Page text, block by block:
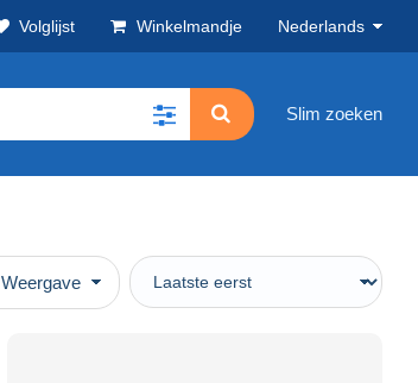
Volglijst Winkelmandje Nederlands
Slim zoeken
Weergave